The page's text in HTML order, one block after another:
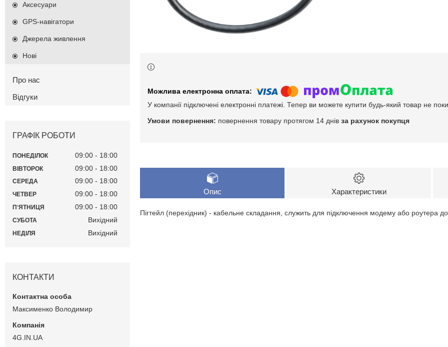
У компанії підключені електронні платежі. Тепер ви можете купити будь-який товар не
повернення товару протягом 14 днів за рахунок покупця
Опис Характеристики
Пігтейл (перехідник) - кабельне складання, служить для підключення модему або роутера до
Аксесуари
GPS-навігатори
Джерела живлення
Нові
Про нас
Відгуки
ГРАФІК РОБОТИ
ПОНЕДІЛОК 09:00 18:00
ВІВТОРОК 09:00 18:00
СЕРЕДА 09:00 18:00
ЧЕТВЕР 09:00 18:00
ПʼЯТНИЦЯ 09:00 18:00
СУБОТА Вихідний
НЕДІЛЯ Вихідний
КОНТАКТИ
Максименко Володимир
4G.IN.UA